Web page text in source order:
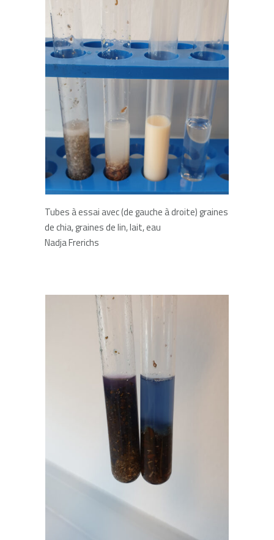
Tubes à essai avec (de gauche à droite) graines
de chia, graines de lin, lait, eau
Nadja Frerichs